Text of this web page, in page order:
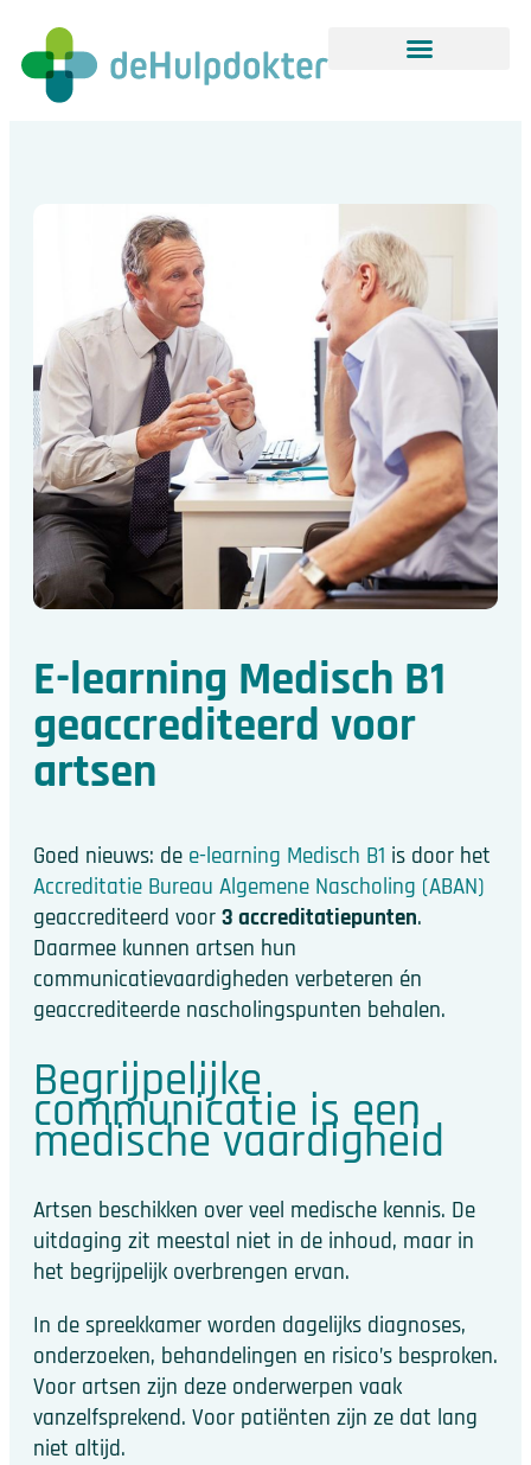
E-learning Medisch B1
geaccrediteerd voor
artsen
Goed nieuws: de e-learning Medisch B1 is door het
Accreditatie Bureau Algemene Nascholing (ABAN)
geaccrediteerd voor 3 accreditatiepunten.
Daarmee kunnen artsen hun
communicatievaardigheden verbeteren én
geaccrediteerde nascholingspunten behalen.
Begrijpelijke
communicatie is een
medische vaardigheid
Artsen beschikken over veel medische kennis. De
uitdaging zit meestal niet in de inhoud, maar in
het begrijpelijk overbrengen ervan.
In de spreekkamer worden dagelijks diagnoses,
onderzoeken, behandelingen en risico’s besproken.
Voor artsen zijn deze onderwerpen vaak
vanzelfsprekend. Voor patiënten zijn ze dat lang
niet altijd.